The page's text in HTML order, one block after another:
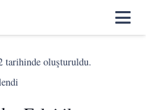
tarihinde oluşturuldu.